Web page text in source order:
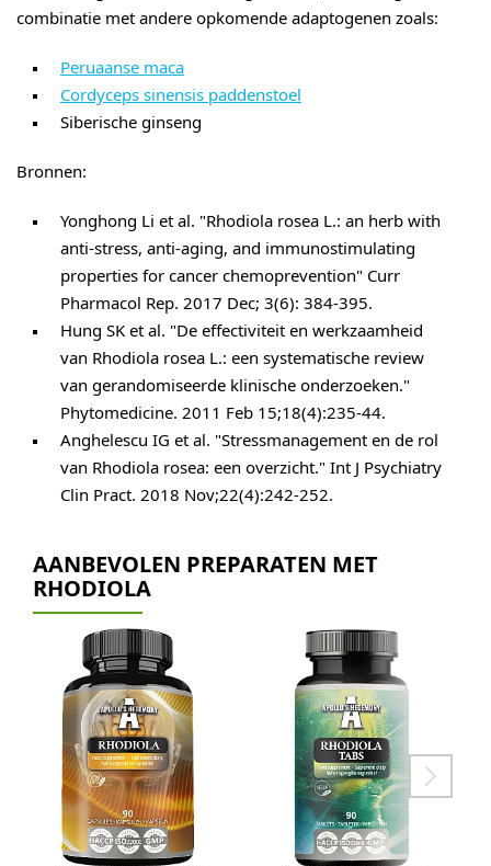
combinatie met andere opkomende adaptogenen zoals:
Peruaanse maca
Cordyceps sinensis paddenstoel
Siberische ginseng
Bronnen:
Yonghong Li et al. "Rhodiola rosea L.: an herb with
anti-stress, anti-aging, and immunostimulating
properties for cancer chemoprevention" Curr
Pharmacol Rep. 2017 Dec; 3(6): 384-395.
Hung SK et al. "De effectiviteit en werkzaamheid
van Rhodiola rosea L.: een systematische review
van gerandomiseerde klinische onderzoeken."
Phytomedicine. 2011 Feb 15;18(4):235-44.
Anghelescu IG et al. "Stressmanagement en de rol
van Rhodiola rosea: een overzicht." Int J Psychiatry
Clin Pract. 2018 Nov;22(4):242-252.
AANBEVOLEN PREPARATEN MET
RHODIOLA